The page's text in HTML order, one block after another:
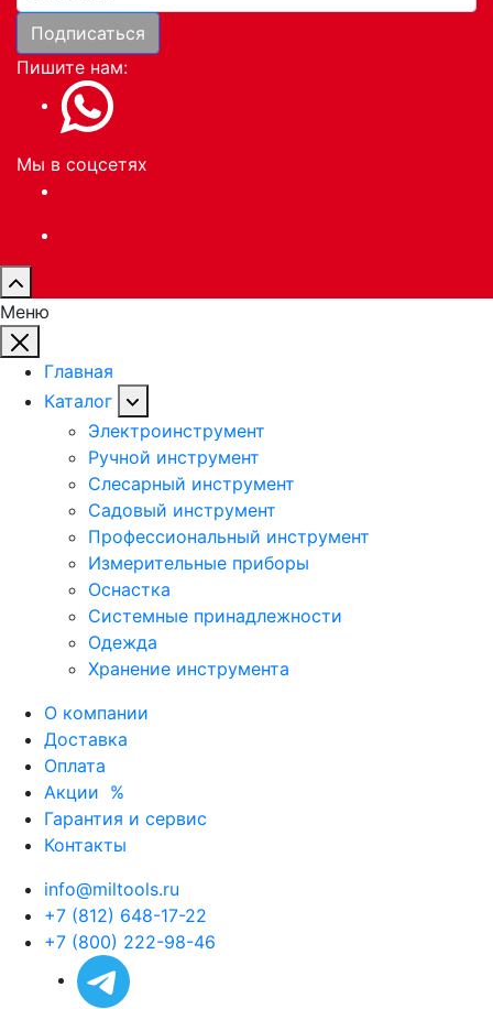
Подписаться
Пишите нам:
Мы в соцсетях
Меню
Главная
Каталог
Электроинструмент
Ручной инструмент
Слесарный инструмент
Садовый инструмент
Профессиональный инструмент
Измерительные приборы
Оснастка
Системные принадлежности
Одежда
Хранение инструмента
О компании
Доставка
Оплата
Акции %
Гарантия и сервис
Контакты
info@miltools.ru
+7 (812) 648-17-22
+7 (800) 222-98-46